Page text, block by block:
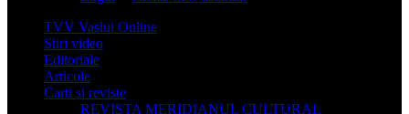
TVV Vaslui Online
Stiri video
Editoriale
Articole
Carti si reviste
REVISTA MERIDIANUL CULTURAL